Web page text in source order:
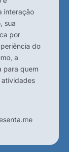
interação
sua
por
do
a
para quem
atividades